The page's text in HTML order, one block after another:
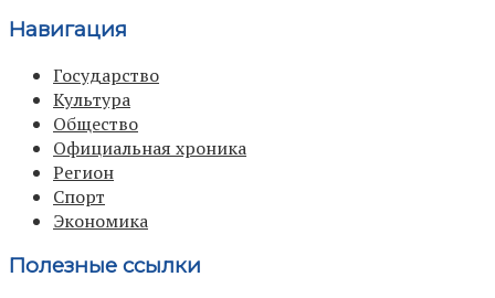
Навигация
Государство
Культура
Общество
Официальная хроника
Регион
Спорт
Экономика
Полезные ссылки